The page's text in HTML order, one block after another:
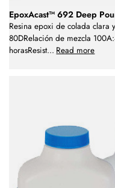
EpoxAcast™ 692 Deep
Resina epoxi de colada clara
80DRelación de mezcla
horasResist... Read more